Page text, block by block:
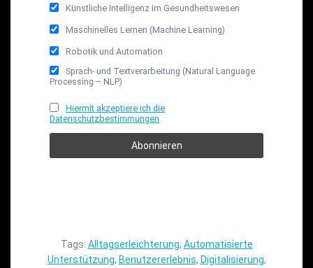
Künstliche Intelligenz im Gesundheitswesen
Maschinelles Lernen (Machine Learning)
Robotik und Automation
Sprach- und Textverarbeitung (Natural Language
Processing – NLP)
Hiermit akzeptiere ich die
Datenschutzbestimmungen
Tags: Alltagserleichterung, Automatisierte
Unterstützung, Benutzererlebnis, Digitalisierung,